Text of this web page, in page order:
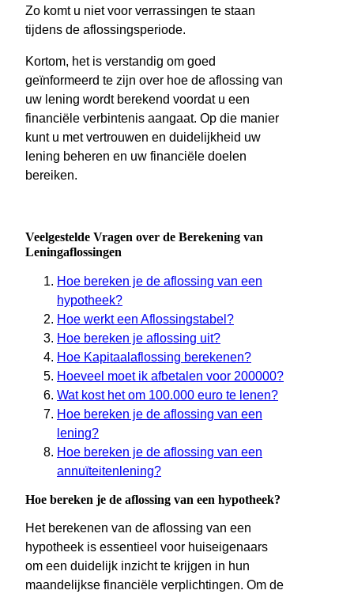
Zo komt u niet voor verrassingen te staan
tijdens de aflossingsperiode.
Kortom, het is verstandig om goed
geïnformeerd te zijn over hoe de aflossing van
uw lening wordt berekend voordat u een
financiële verbintenis aangaat. Op die manier
kunt u met vertrouwen en duidelijkheid uw
lening beheren en uw financiële doelen
bereiken.
Veelgestelde Vragen over de Berekening van
Leningaflossingen
Hoe bereken je de aflossing van een
hypotheek?
Hoe werkt een Aflossingstabel?
Hoe bereken je aflossing uit?
Hoe Kapitaalaflossing berekenen?
Hoeveel moet ik afbetalen voor 200000?
Wat kost het om 100.000 euro te lenen?
Hoe bereken je de aflossing van een
lening?
Hoe bereken je de aflossing van een
annuïteitenlening?
Hoe bereken je de aflossing van een hypotheek?
Het berekenen van de aflossing van een
hypotheek is essentieel voor huiseigenaars
om een duidelijk inzicht te krijgen in hun
maandelijkse financiële verplichtingen. Om de